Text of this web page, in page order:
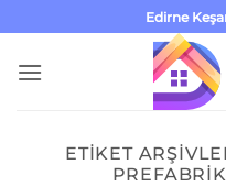
atla
Edirne
ETIKET